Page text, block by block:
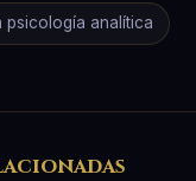
psicología analítica